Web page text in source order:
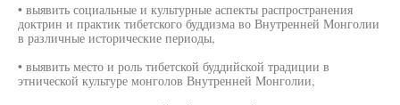
• выявить социальные и культурные аспекты распространения
доктрин и практик тибетского буддизма во Внутренней Монголии
в различные исторические периоды,
• выявить место и роль тибетской буддийской традиции в
этнической культуре монголов Внутренней Монголии,